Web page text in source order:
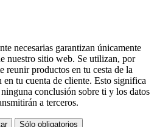
necesarias garantizan únicamente
nuestro sitio web. Se utilizan, por
reunir productos en tu cesta de la
en tu cuenta de cliente. Esto significa
conclusión sobre ti y los datos
a terceros.
Sólo obligatorios